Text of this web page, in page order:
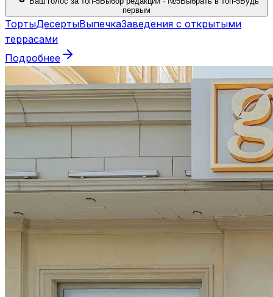
первым
ТортыДесертыВыпечкаЗаведения с открытыми
террасами
Подробнее